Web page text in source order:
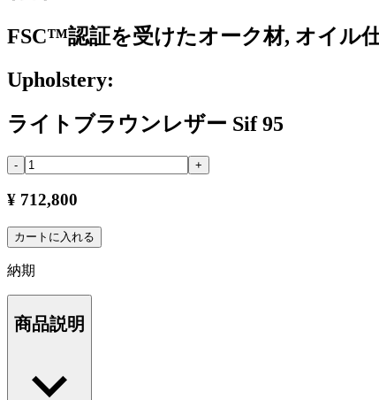
FSC™認証を受けたオーク材, オイル
Upholstery:
ライトブラウンレザー Sif 95
- +
¥ 712,800
カートに入れる
納期
商品説明